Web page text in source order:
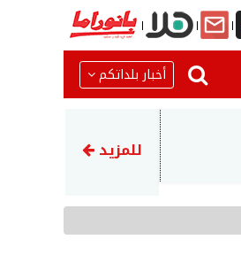
أخبار بلداتكم
اتهام توني مهاجم الأهلي
للمزيد